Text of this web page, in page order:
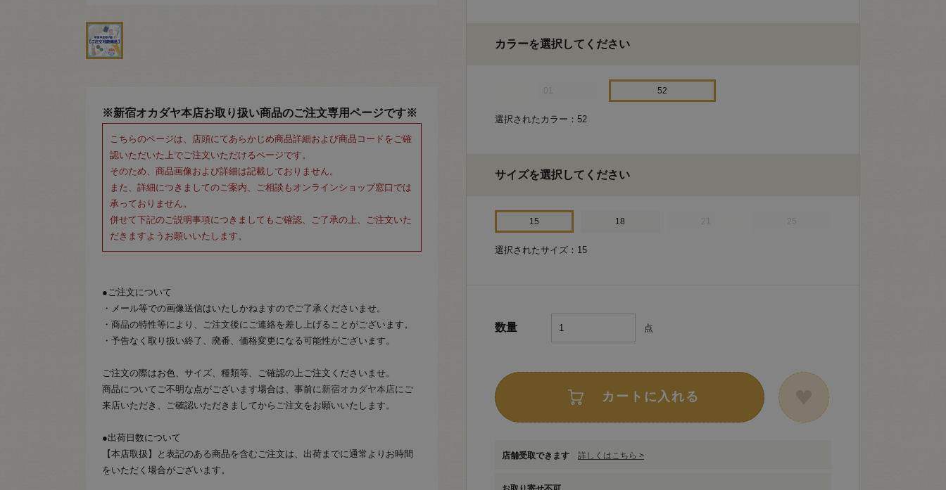
※新宿オカダヤ本店お取り扱い商品のご注文専用ページです※
こちらのページは、店頭にてあらかじめ商品詳細および商品コードをご確
認いただいた上でご注文いただけるページです。
そのため、商品画像および詳細は記載しておりません。
また、詳細につきましてのご案内、ご相談もオンラインショップ窓口では
承っておりません。
併せて下記のご説明事項につきましてもご確認、ご了承の上、ご注文いた
だきますようお願いいたします。
●ご注文について
・メール等での画像送信はいたしかねますのでご了承くださいませ。
・商品の特性等により、ご注文後にご連絡を差し上げることがございます。
・予告なく取り扱い終了、廃番、価格変更になる可能性がございます。
ご注文の際はお色、サイズ、種類等、ご確認の上ご注文くださいませ。
商品についてご不明な点がございます場合は、事前に 新宿オカダヤ本店にご
来店いただき、ご確認いただきましてからご注文をお願いいたします。
●出荷日数について
【本店取扱】と表記のある商品を含むご注文は、出荷までに通常よりお時間
をいただく場合がございます。
カラーを選択してください
52
選択されたカラー：52
サイズを選択してください
15 18
選択されたサイズ：15
数量 点
カートに入れる
店舗受取できます 詳しくはこちら >